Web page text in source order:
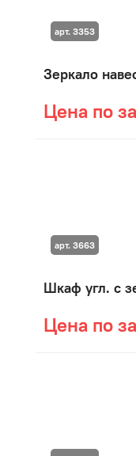
Зеркало
Цена по
арт. 3353
Шкаф угл. с
Цена по
арт. 3663